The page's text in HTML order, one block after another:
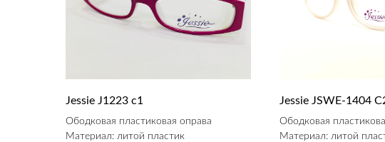
Jessie J1223 c1
Ободковая пластиковая оправа
Материал: литой пластик
Jessie JSWE-1404
Ободковая
Материал: литой